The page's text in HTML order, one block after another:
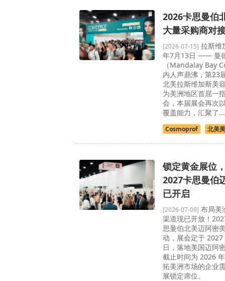
2026卡思曼伯
大量采购商对
[2026-07-15] 拉斯维
年7月13日 —— 曼
（Mandalay Bay
内人声鼎沸，第23
北美拉斯维加斯美
为美洲地区首屈一
会，本届展会再次
覆盖能力，汇聚了...
Cosmoprof 北美
锁定黄金展位
2027卡思曼伯
已开启
[2026-07-09] 布局美
渠道现已开放！
思曼伯北美迈阿密
动，展会定于
日，落地美国迈阿
截止时间为 2026
拓美洲市场的企业
展锁定席位。